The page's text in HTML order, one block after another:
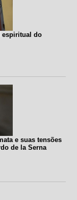
espiritual do
e suas tensões
de la Serna